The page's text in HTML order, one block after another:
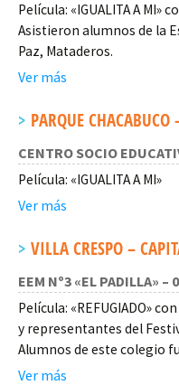
Película: «IGUALITA A MI»
Asistieron alumnos de la
Paz, Mataderos.
Ver más
PARQUE CHACABUCO
CENTRO SOCIO
Película: «IGUALITA A MI»
Ver más
VILLA CRESPO –
EEM Nº3 «EL PADILLA» –
Película: «REFUGIADO»
y representantes del
Alumnos de este colegio
Ver más